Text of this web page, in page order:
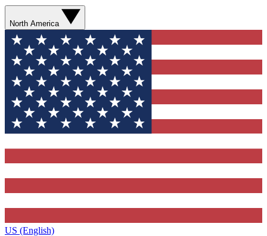
North America
US (English)